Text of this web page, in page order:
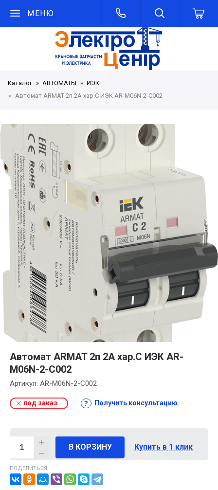
МЕНЮ
Каталог АВТОМАТЫ
ИЭК
Автомат ARMAT 2п 2А хар.С ИЭК AR-M06N-2-C002
Автомат ARMAT 2п 2А хар.С ИЭК AR-
M06N-2-C002
Артикул: AR-M06N-2-C002
под заказ Получить консультацию
В КОРЗИНУ Купить в 1 клик
ПОДЕЛИТЬСЯ: